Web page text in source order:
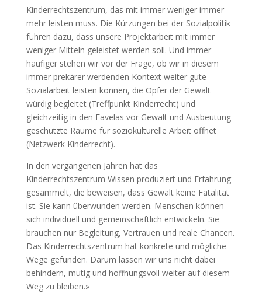
Kinderrechtszentrum, das mit immer weniger immer
mehr leisten muss. Die Kürzungen bei der Sozialpolitik
führen dazu, dass unsere Projektarbeit mit immer
weniger Mitteln geleistet werden soll. Und immer
häufiger stehen wir vor der Frage, ob wir in diesem
immer prekärer werdenden Kontext weiter gute
Sozialarbeit leisten können, die Opfer der Gewalt
würdig begleitet (Treffpunkt Kinderrecht) und
gleichzeitig in den Favelas vor Gewalt und Ausbeutung
geschützte Räume für soziokulturelle Arbeit öffnet
(Netzwerk Kinderrecht).
In den vergangenen Jahren hat das
Kinderrechtszentrum Wissen produziert und Erfahrung
gesammelt, die beweisen, dass Gewalt keine Fatalität
ist. Sie kann überwunden werden. Menschen können
sich individuell und gemeinschaftlich entwickeln. Sie
brauchen nur Begleitung, Vertrauen und reale Chancen.
Das Kinderrechtszentrum hat konkrete und mögliche
Wege gefunden. Darum lassen wir uns nicht dabei
behindern, mutig und hoffnungsvoll weiter auf diesem
Weg zu bleiben.»